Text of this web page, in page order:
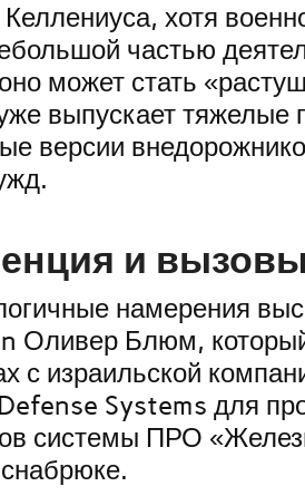
хотя
частью
может стать
выпускает тяжелые
версии
и
намерения
Оливер Блюм,
с израильской
Systems для
системы ПРО